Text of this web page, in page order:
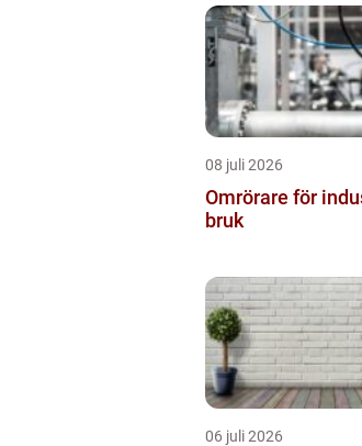
08 juli 2026
Omrörare för
bruk
06 juli 2026